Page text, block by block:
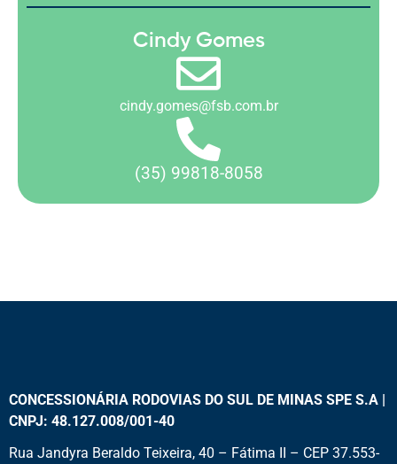
Cindy Gomes
cindy.gomes@fsb.com.br
(35) 99818-8058
CONCESSIONÁRIA RODOVIAS DO SUL DE MINAS SPE S.A |
CNPJ: 48.127.008/001-40
Rua Jandyra Beraldo Teixeira, 40 – Fátima II – CEP 37.553-